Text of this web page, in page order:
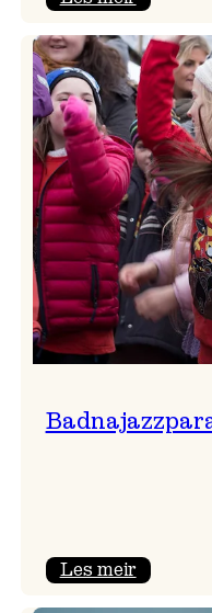
2026
–
Ingunn
Les meir: